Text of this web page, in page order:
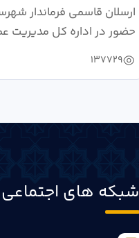
ارسلان قاسمی فرماندار
حضور در اداره کل مدیریت
بازرسی...
137729
شبکه های اجتماعی